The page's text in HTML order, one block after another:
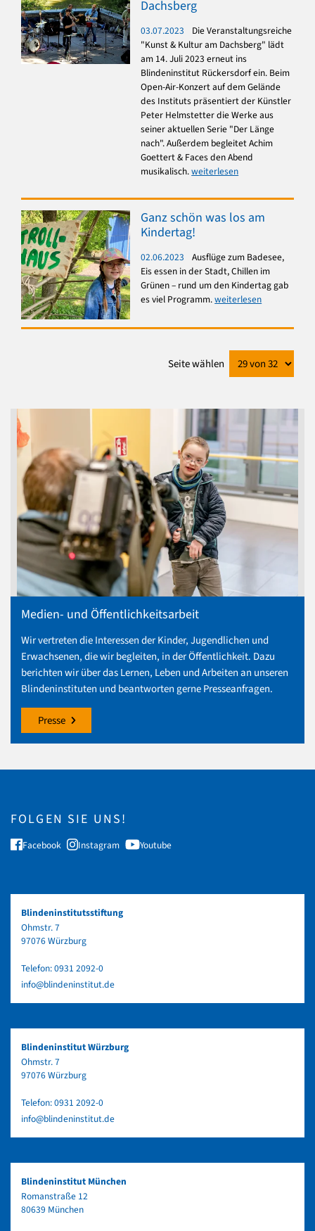
Dachsberg
03.07.2023
Die Veranstaltungsreiche
"Kunst & Kultur am Dachsberg" lädt
am 14. Juli 2023 erneut ins
Blindeninstitut Rückersdorf ein. Beim
Open-Air-Konzert auf dem Gelände
des Instituts präsentiert der Künstler
Peter Helmstetter die Werke aus
seiner aktuellen Serie "Der Länge
nach". Außerdem begleitet Achim
Goettert & Faces den Abend
musikalisch.weiterlesen
Ganz schön was los am
Kindertag!
02.06.2023
Ausflüge zum Badesee,
Eis essen in der Stadt, Chillen im
Grünen – rund um den Kindertag gab
es viel Programm.weiterlesen
Seite wählen
Medien- und Öffentlichkeitsarbeit
Wir vertreten die Interessen der Kinder, Jugendlichen und
Erwachsenen, die wir begleiten, in der Öffentlichkeit. Dazu
berichten wir über das Lernen, Leben und Arbeiten an unseren
Blindeninstituten und beantworten gerne Presseanfragen.
Presse
FOLGEN SIE UNS!
Facebook Instagram Youtube
Blindeninstitutsstiftung
Ohmstr. 7
97076 Würzburg
Telefon:0931 2092-0
info@blindeninstitut.de
Blindeninstitut Würzburg
Ohmstr. 7
97076 Würzburg
Telefon:0931 2092-0
info@blindeninstitut.de
Blindeninstitut München
Romanstraße 12
80639 München